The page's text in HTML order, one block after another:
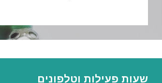
שעות פעילות וטלפונים